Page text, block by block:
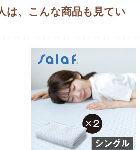
は、こんな商品も見てい